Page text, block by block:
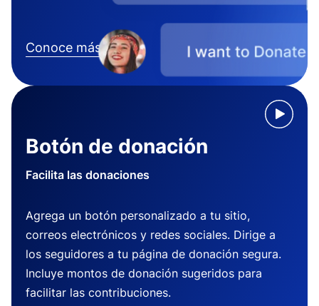
Conoce más
Botón de donación
Facilita las donaciones
Agrega un botón personalizado a tu sitio,
correos electrónicos y redes sociales. Dirige a
los seguidores a tu página de donación segura.
Incluye montos de donación sugeridos para
facilitar las contribuciones.